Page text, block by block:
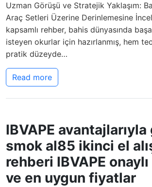
Uzman Görüşü ve Stratejik Yaklaşım:
Araç Setleri Üzerine Derinlemesine
kapsamlı rehber, bahis dünyasında
isteyen okurlar için hazırlanmış, hem
pratik düzeyde…
Read more
IBVAPE
smok al85 ikinci el
rehberi IBVAPE
ve en uygun fiyatlar